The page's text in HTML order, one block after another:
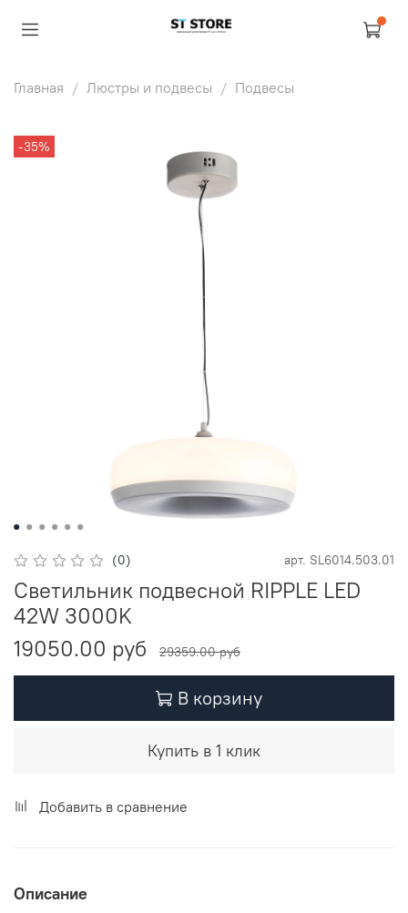
Главная Люстры и подвесы Подвесы
-35%
(0) арт. SL6014.503.01
Светильник подвесной RIPPLE LED
42W 3000K
19050.00 руб
29359.00 руб
В корзину
Купить в 1 клик
Добавить в сравнение
Описание